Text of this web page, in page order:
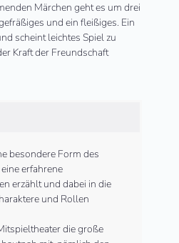
Märchen geht es um drei
und ein fleißiges. Ein
scheint leichtes Spiel zu
Kraft der Freundschaft
besondere Form des
erfahrene
erzählt und dabei in die
und Rollen
die große